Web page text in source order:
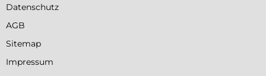
Datenschutz
AGB
Sitemap
Impressum